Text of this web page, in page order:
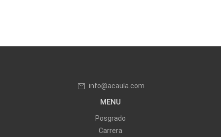
info@acaula.com
MENU
Posgrado
Carrera